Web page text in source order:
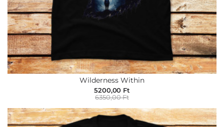
Wilderness Within
5200,00 Ft
6350,00 Ft